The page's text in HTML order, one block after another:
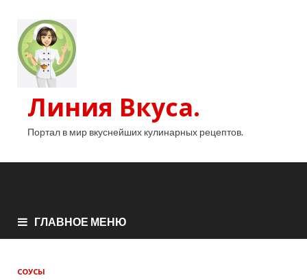
Линия Вкуса.
Портал в мир вкуснейших кулинарных рецептов.
ГЛАВНОЕ МЕНЮ
СОУСЫ